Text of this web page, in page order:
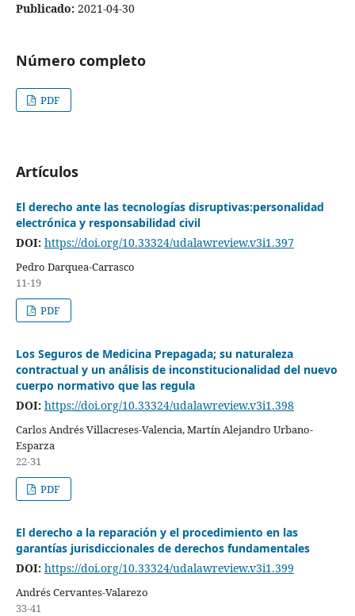
Publicado: 2021-04-30
Número completo
PDF
Artículos
El derecho ante las tecnologías disruptivas:personalidad
electrónica y responsabilidad civil
DOI: https://doi.org/10.33324/udalawreview.v3i1.397
Pedro Darquea-Carrasco
11-19
PDF
Los Seguros de Medicina Prepagada; su naturaleza
contractual y un análisis de inconstitucionalidad del nuevo
cuerpo normativo que las regula
DOI: https://doi.org/10.33324/udalawreview.v3i1.398
Carlos Andrés Villacreses-Valencia, Martín Alejandro Urbano-
Esparza
22-31
PDF
El derecho a la reparación y el procedimiento en las
garantías jurisdiccionales de derechos fundamentales
DOI: https://doi.org/10.33324/udalawreview.v3i1.399
Andrés Cervantes-Valarezo
33-41